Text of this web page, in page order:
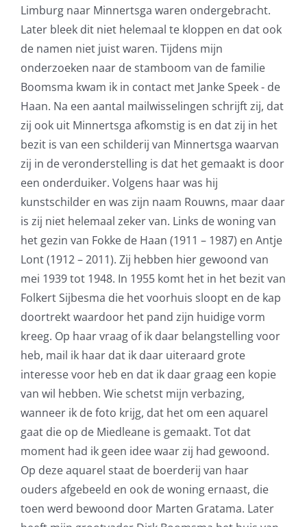
Limburg naar Minnertsga waren ondergebracht.
Later bleek dit niet helemaal te kloppen en dat ook
de namen niet juist waren. Tijdens mijn
onderzoeken naar de stamboom van de familie
Boomsma kwam ik in contact met Janke Speek - de
Haan. Na een aantal mailwisselingen schrijft zij, dat
zij ook uit Minnertsga afkomstig is en dat zij in het
bezit is van een schilderij van Minnertsga waarvan
zij in de veronderstelling is dat het gemaakt is door
een onderduiker. Volgens haar was hij
kunstschilder en was zijn naam Rouwns, maar daar
is zij niet helemaal zeker van. Links de woning van
het gezin van Fokke de Haan (1911 – 1987) en Antje
Lont (1912 – 2011). Zij hebben hier gewoond van
mei 1939 tot 1948. In 1955 komt het in het bezit van
Folkert Sijbesma die het voorhuis sloopt en de kap
doortrekt waardoor het pand zijn huidige vorm
kreeg. Op haar vraag of ik daar belangstelling voor
heb, mail ik haar dat ik daar uiteraard grote
interesse voor heb en dat ik daar graag een kopie
van wil hebben. Wie schetst mijn verbazing,
wanneer ik de foto krijg, dat het om een aquarel
gaat die op de Miedleane is gemaakt. Tot dat
moment had ik geen idee waar zij had gewoond.
Op deze aquarel staat de boerderij van haar
ouders afgebeeld en ook de woning ernaast, die
toen werd bewoond door Marten Gratama. Later